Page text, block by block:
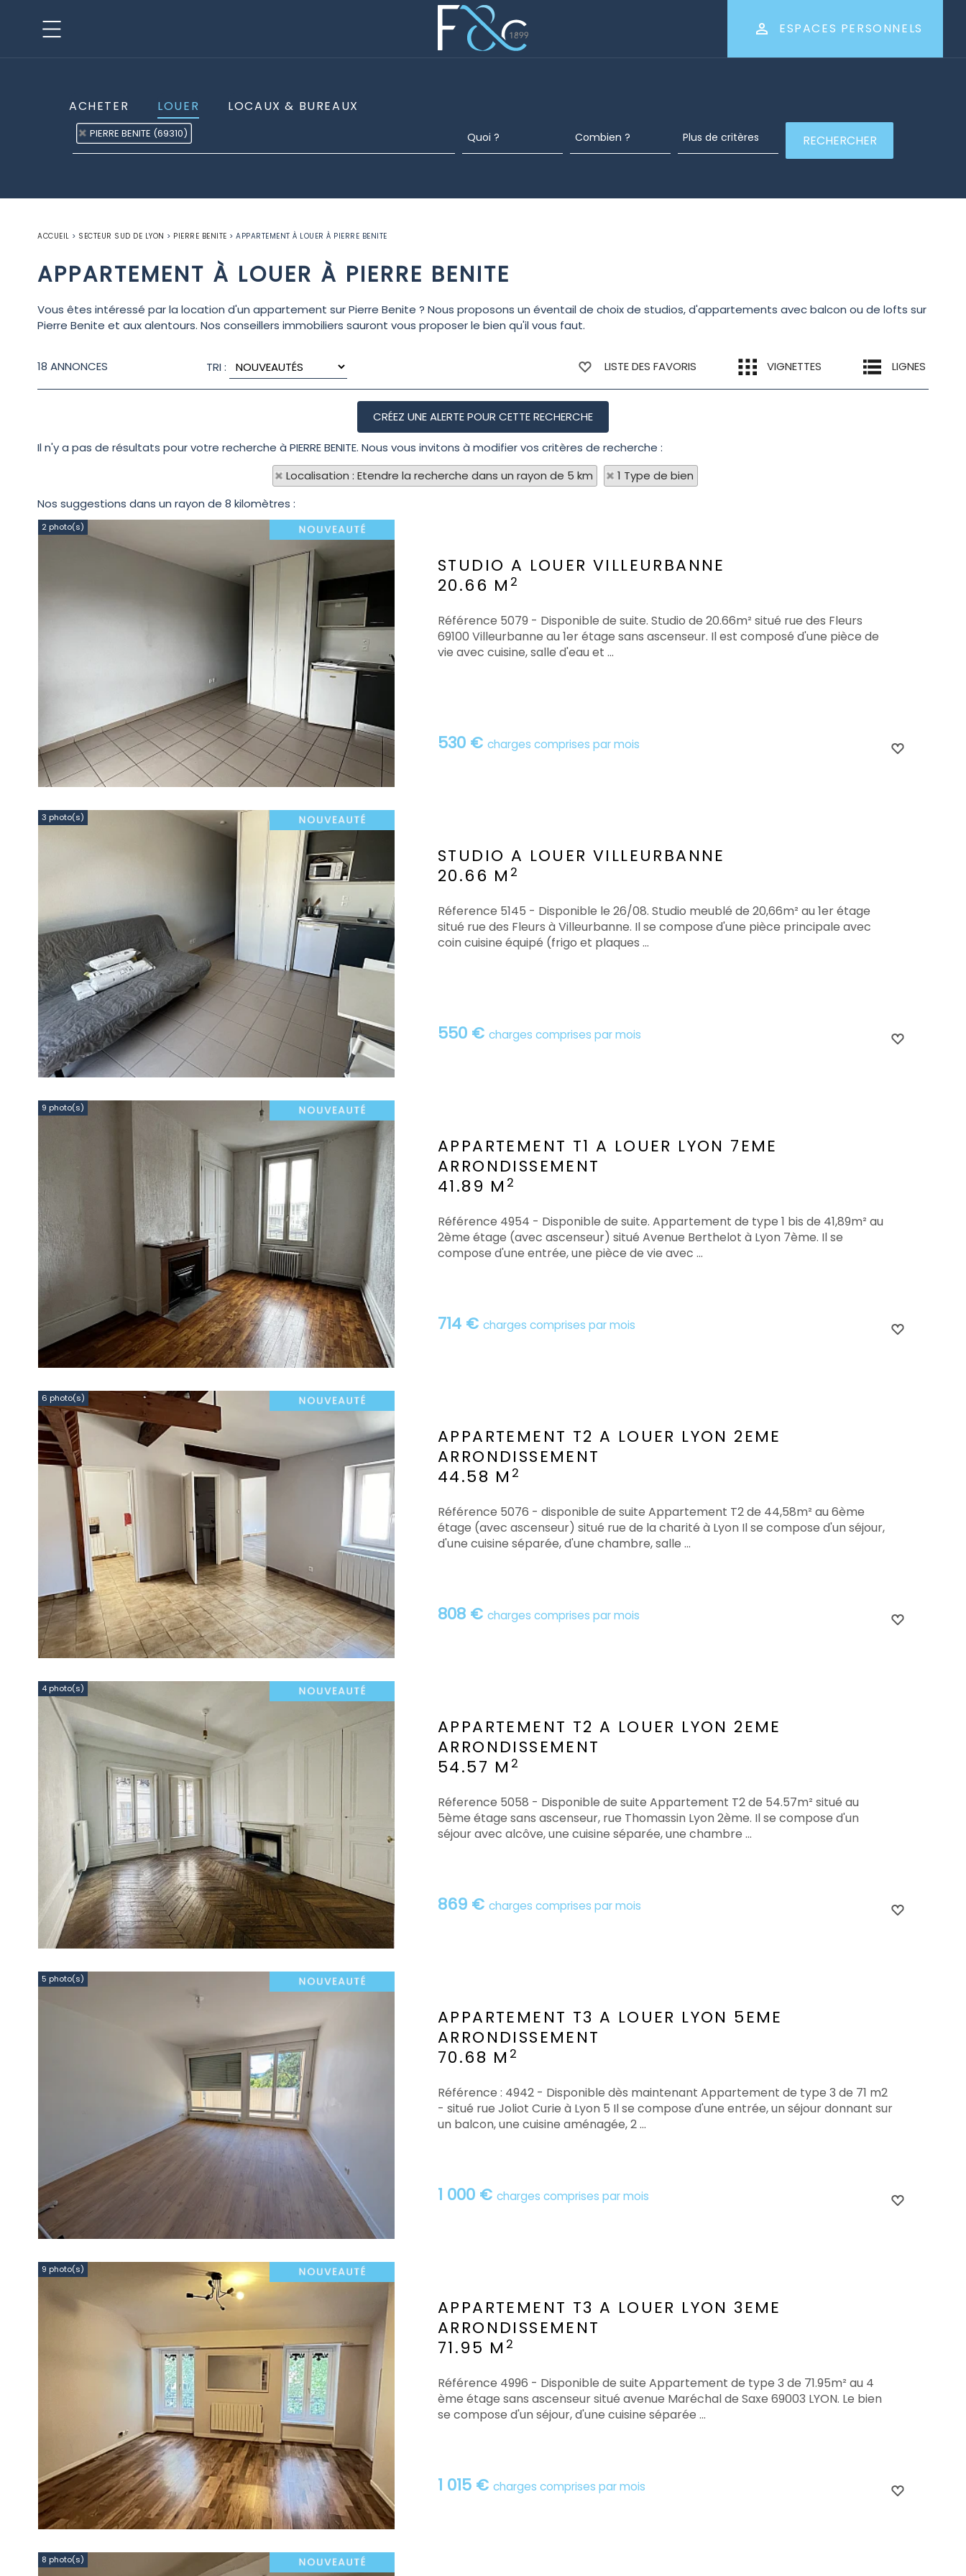
ESPACES PERSONNELS
ACHETER LOUER LOCAUX & BUREAUX
PIERRE BENITE (69310)
ACCUEIL > SECTEUR SUD DE LYON > PIERRE BENITE > APPARTEMENT À LOUER À PIERRE BENITE
APPARTEMENT À LOUER À PIERRE BENITE
Vous êtes intéressé par la location d'un appartement sur Pierre Benite ? Nous proposons un éventail de choix de studios, d'appartements avec balcon ou de lofts sur
Pierre Benite et aux alentours. Nos conseillers immobiliers sauront vous proposer le bien qu'il vous faut.
18 ANNONCES TRI : LISTE DES FAVORIS VIGNETTES LIGNES
Il n'y a pas de résultats pour votre recherche à PIERRE BENITE. Nous vous invitons à modifier vos critères de recherche :
Localisation : Etendre la recherche dans un rayon de 5 km
1 Type de bien
Nos suggestions dans un rayon de 8 kilomètres :
2 photo(s)
STUDIO A LOUER VILLEURBANNE
20.66 M 2
530 € charges comprises par mois
Référence 5079 - Disponible de suite. Studio de 20.66m² situé rue des Fleurs
69100 Villeurbanne au 1er étage sans ascenseur. Il est composé d'une pièce de
vie avec cuisine, salle d'eau et ...
3 photo(s)
STUDIO A LOUER VILLEURBANNE
20.66 M 2
550 € charges comprises par mois
Réference 5145 - Disponible le 26/08. Studio meublé de 20,66m² au 1er étage
situé rue des Fleurs à Villeurbanne. Il se compose d'une pièce principale avec
coin cuisine équipé (frigo et plaques ...
9 photo(s)
APPARTEMENT T1 A LOUER LYON 7EME
ARRONDISSEMENT
41.89 M 2
714 € charges comprises par mois
Référence 4954 - Disponible de suite. Appartement de type 1 bis de 41,89m² au
2ème étage (avec ascenseur) situé Avenue Berthelot à Lyon 7ème. Il se
compose d'une entrée, une pièce de vie avec ...
6 photo(s)
APPARTEMENT T2 A LOUER LYON 2EME
ARRONDISSEMENT
44.58 M 2
808 € charges comprises par mois
Référence 5076 - disponible de suite Appartement T2 de 44,58m² au 6ème
étage (avec ascenseur) situé rue de la charité à Lyon Il se compose d'un séjour,
d'une cuisine séparée, d'une chambre, salle ...
4 photo(s)
APPARTEMENT T2 A LOUER LYON 2EME
ARRONDISSEMENT
54.57 M 2
869 € charges comprises par mois
Réference 5058 - Disponible de suite Appartement T2 de 54.57m² situé au
5ème étage sans ascenseur, rue Thomassin Lyon 2ème. Il se compose d'un
séjour avec alcôve, une cuisine séparée, une chambre ...
5 photo(s)
APPARTEMENT T3 A LOUER LYON 5EME
ARRONDISSEMENT
70.68 M 2
1 000 € charges comprises par mois
Référence : 4942 - Disponible dès maintenant Appartement de type 3 de 71 m2
- situé rue Joliot Curie à Lyon 5 Il se compose d'une entrée, un séjour donnant sur
un balcon, une cuisine aménagée, 2 ...
9 photo(s)
APPARTEMENT T3 A LOUER LYON 3EME
ARRONDISSEMENT
71.95 M 2
1 015 € charges comprises par mois
Référence 4996 - Disponible de suite Appartement de type 3 de 71.95m² au 4
ème étage sans ascenseur situé avenue Maréchal de Saxe 69003 LYON. Le bien
se compose d'un séjour, d'une cuisine séparée ...
8 photo(s)